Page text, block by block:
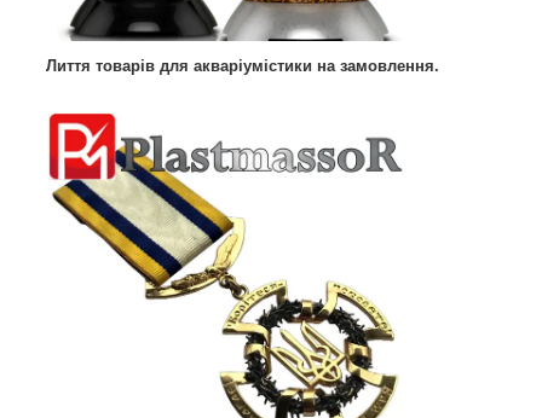
Лиття товарів для акваріумістики на замовлення.